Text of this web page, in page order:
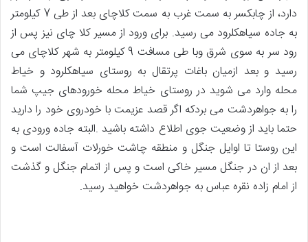
دارد، از چابکسر به سمت غرب به سمت کلاچای بعد از طی 7 کیلومتر
به جاده سیاهکلرود می رسید. برای ورود از مسیر کلا چای نیز پس از
رود سر به سوی شرق وبا طی مسافت 9 کیلومتر به شهر کلاچای می
رسید و بعد ازمیان باغات پرتقال به روستای سیاهکلرود و خیاط
محله وارد می شوید در روستای خیاط محله خورودهای جیپ شما
را به جواهردشت می بردکه اگر قصد عزیمت با خودروی خود را دارید
حتما باید از وضعیت جوی اطلاع داشته باشید .البته جاده ورودی به
این روستا تا اوایل جنگل و منطقه چاشت خورلات آسفالت است و
بعد از ان در جنگل مسیر خاکی است و پس از اتمام جنگل و گذشت
از امام زاده نقره عباس به جواهردشت خواهید رسید.